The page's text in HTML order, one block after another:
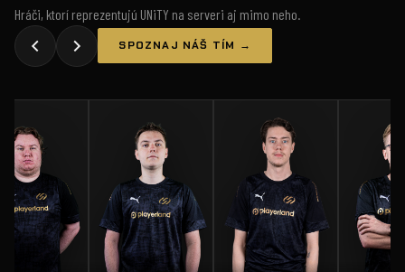
Hráči, ktorí reprezentujú UNiTY na serveri aj mimo neho.
SPOZNAJ NÁŠ TÍM →